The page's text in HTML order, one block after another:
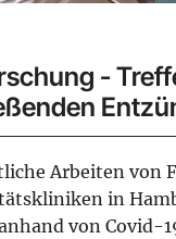
-
Arbeiten von
in
von Covid-